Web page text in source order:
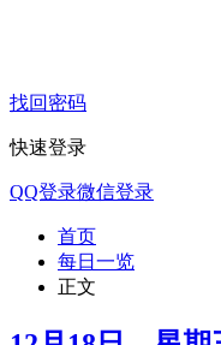
找回密码
快速登录
QQ登录微信登录
首页
每日一览
正文